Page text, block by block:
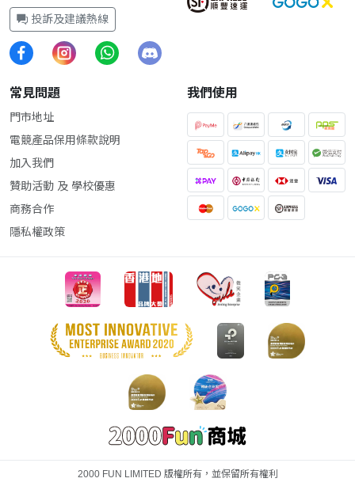
投訴及建議熱線
常見問題
門市地址
電競產品保用條款說明
加入我們
贊助活動 及 學校優惠
商務合作
隱私權政策
我們使用
2000 FUN LIMITED 版權所有，並保留所有權利